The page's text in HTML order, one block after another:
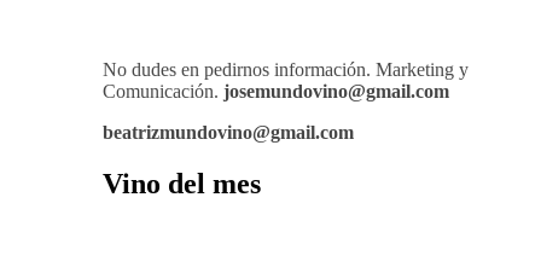
No dudes en pedirnos información. Marketing y
Comunicación. josemundovino@gmail.com
beatrizmundovino@gmail.com
Vino del mes